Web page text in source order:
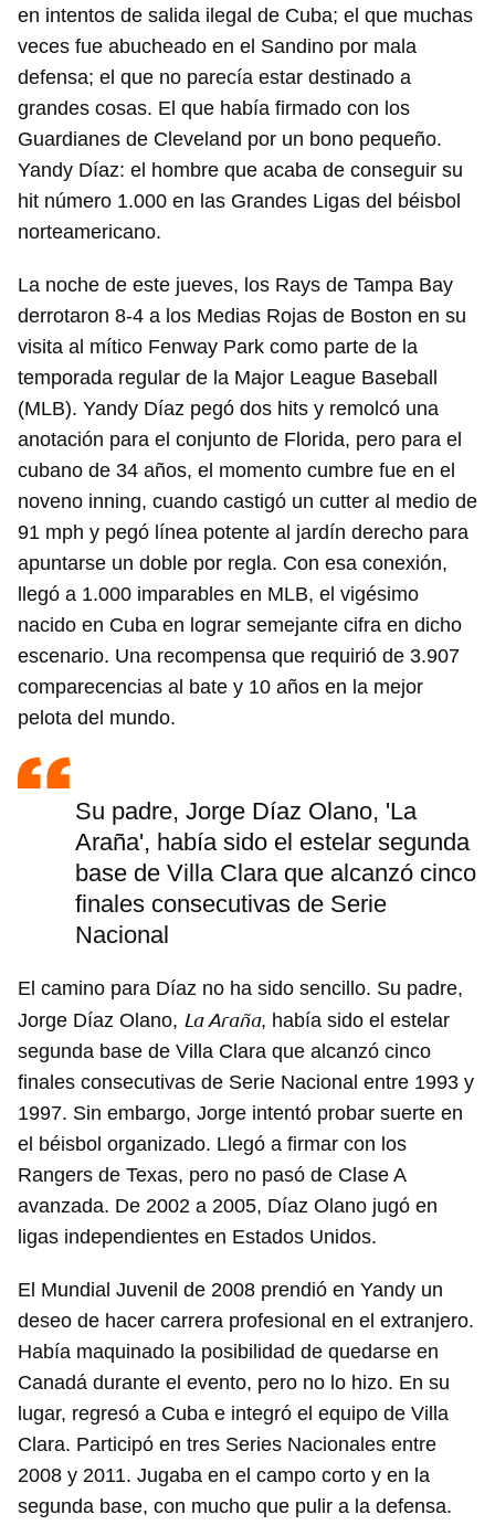
en intentos de salida ilegal de Cuba; el que muchas
veces fue abucheado en el Sandino por mala
defensa; el que no parecía estar destinado a
grandes cosas. El que había firmado con los
Guardianes de Cleveland por un bono pequeño.
Yandy Díaz: el hombre que acaba de conseguir su
hit número 1.000 en las Grandes Ligas del béisbol
norteamericano.
La noche de este jueves, los Rays de Tampa Bay
derrotaron 8-4 a los Medias Rojas de Boston en su
visita al mítico Fenway Park como parte de la
temporada regular de la Major League Baseball
(MLB). Yandy Díaz pegó dos hits y remolcó una
anotación para el conjunto de Florida, pero para el
cubano de 34 años, el momento cumbre fue en el
noveno inning, cuando castigó un cutter al medio de
91 mph y pegó línea potente al jardín derecho para
apuntarse un doble por regla. Con esa conexión,
llegó a 1.000 imparables en MLB, el vigésimo
nacido en Cuba en lograr semejante cifra en dicho
escenario. Una recompensa que requirió de 3.907
comparecencias al bate y 10 años en la mejor
pelota del mundo.
Su padre, Jorge Díaz Olano, 'La
Araña', había sido el estelar segunda
base de Villa Clara que alcanzó cinco
finales consecutivas de Serie
Nacional
El camino para Díaz no ha sido sencillo. Su padre,
Jorge Díaz Olano, La Araña, había sido el estelar
segunda base de Villa Clara que alcanzó cinco
finales consecutivas de Serie Nacional entre 1993 y
1997. Sin embargo, Jorge intentó probar suerte en
el béisbol organizado. Llegó a firmar con los
Rangers de Texas, pero no pasó de Clase A
avanzada. De 2002 a 2005, Díaz Olano jugó en
ligas independientes en Estados Unidos.
El Mundial Juvenil de 2008 prendió en Yandy un
deseo de hacer carrera profesional en el extranjero.
Había maquinado la posibilidad de quedarse en
Canadá durante el evento, pero no lo hizo. En su
lugar, regresó a Cuba e integró el equipo de Villa
Clara. Participó en tres Series Nacionales entre
2008 y 2011. Jugaba en el campo corto y en la
segunda base, con mucho que pulir a la defensa.